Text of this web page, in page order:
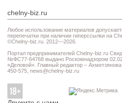
chelny-biz.ru
Любое использование материалов
перепечатки при наличии гиперссылки на
©Chelny-biz.ru. 2012—2026.
Портал предпринимателей Chelny-biz.ru
№ФС77-64768 выдано Роскомнадзором
«Деловой». Главный редактор –
450-575, news@chelny-biz.ru